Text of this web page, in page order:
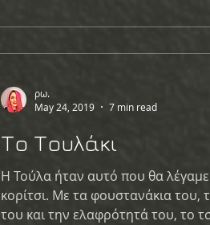
ρω.
May 24, 2019
7 min read
Το Τουλάκι
Η Τούλα ήταν αυτό που θα λέγαμε
κορίτσι. Με τα φουστανάκια του,
του και την ελαφρότητά του, το